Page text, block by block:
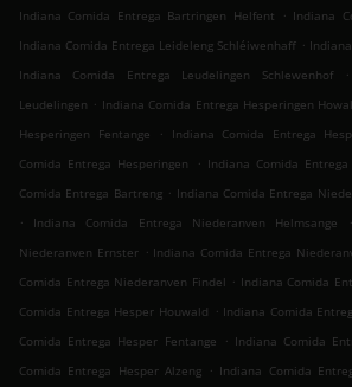
Indiana Comida Entrega Bartringen Helfent
. Indiana
Indiana Comida Entrega Leideleng Schléiwenhaff .
Indiana Comida Entrega Leudelingen Schlewenhof
.
Leudelingen . Indiana Comida Entrega Hesperingen
Hesperingen Fentange
. Indiana Comida Entrega
Comida Entrega Hesperingen
. Indiana Comida
Comida Entrega Bartreng . Indiana Comida Entrega
.
Indiana Comida Entrega Niederanven Helmsange .
Niederanven Ernster . Indiana Comida Entrega
Comida Entrega Niederanven Findel . Indiana Comida
Comida Entrega Hesper Houwald . Indiana Comida
Comida Entrega Hesper Fentange
. Indiana Comida
Comida Entrega Hesper Alzeng . Indiana Comida